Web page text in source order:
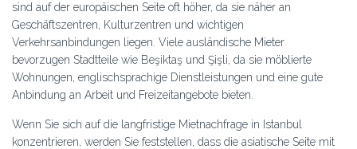
sind auf der europäischen Seite oft höher, da sie näher an
Geschäftszentren, Kulturzentren und wichtigen
Verkehrsanbindungen liegen. Viele ausländische Mieter
bevorzugen Stadtteile wie Beşiktaş und Şişli, da sie möblierte
Wohnungen, englischsprachige Dienstleistungen und eine gute
Anbindung an Arbeit und Freizeitangebote bieten.
Wenn Sie sich auf die langfristige Mietnachfrage in Istanbul
konzentrieren, werden Sie feststellen, dass die asiatische Seite mit